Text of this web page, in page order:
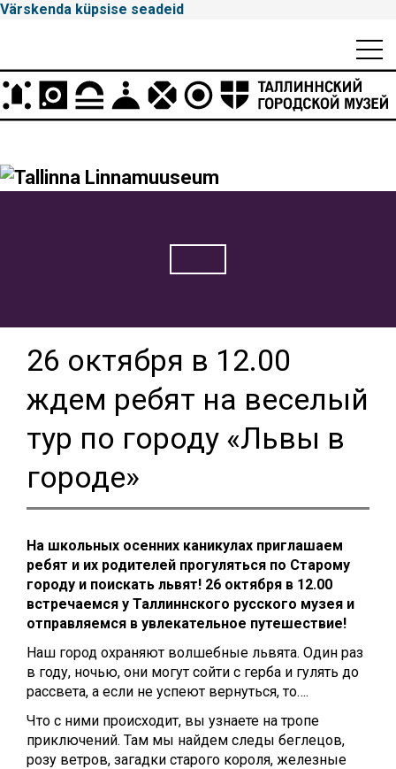
Värskenda küpsise seadeid
Peamenüü
26 октября в 12.00
ждем ребят на веселый
тур по городу «Львы в
городе»
На школьных осенних каникулах приглашаем
ребят и их родителей прогуляться по Старому
городу и поискать львят! 26 октября в 12.00
встречаемся у Таллиннского русского музея и
отправляемся в увлекательное путешествие!
Наш город охраняют волшебные львята. Один раз
в году, ночью, они могут сойти с герба и гулять до
рассвета, а если не успеют вернуться, то….
Что с ними происходит, вы узнаете на тропе
приключений. Там мы найдем следы беглецов,
розу ветров, загадки старого короля, железные